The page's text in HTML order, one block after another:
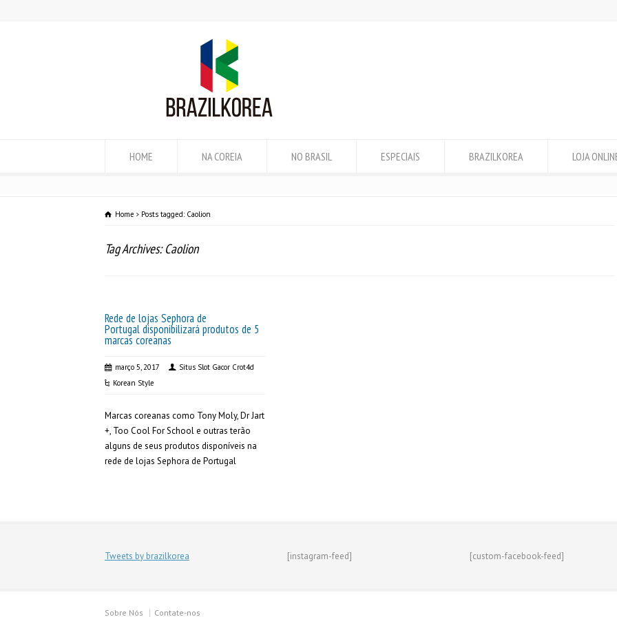
HOME NA COREIA NO BRASIL ESPECIAIS BRAZILKOREA LOJA
Home Posts tagged: Caolion
Tag Archives: Caolion
Rede de lojas Sephora de
Portugal disponibilizará produtos de 5
marcas coreanas
março 5, 2017
Situs Slot Gacor Crot4d
Korean Style
Marcas coreanas como Tony Moly, Dr Jart
+, Too Cool For School e outras terão
alguns de seus produtos disponíveis na
rede de lojas Sephora de Portugal
Tweets by brazilkorea [instagram-feed] [custom-facebook-feed]
Sobre Nós Contate-nos